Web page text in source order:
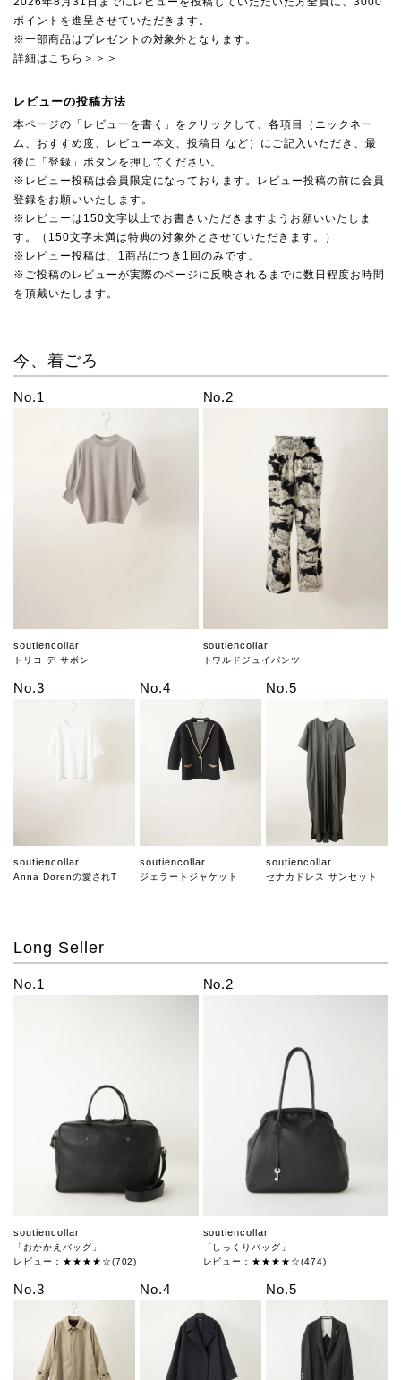
ポイントを進呈させていただきます。
※一部商品はプレゼントの対象外となります。
詳細はこちら＞＞＞
レビューの投稿方法
本ページの「レビューを書く」をクリックして、各項目（ニックネー
ム、おすすめ度、レビュー本文、投稿日 など）にご記入いただき、最
後に「登録」ボタンを押してください。
※レビュー投稿は会員限定になっております。レビュー投稿の前に会員
登録をお願いいたします。
※レビューは150文字以上でお書きいただきますようお願いいたしま
す。（150文字未満は特典の対象外とさせていただきます。）
※レビュー投稿は、1商品につき1回のみです。
※ご投稿のレビューが実際のページに反映されるまでに数日程度お時間
を頂戴いたします。
今、着ごろ
No.1
soutiencollar
トリコ デ サボン
No.2
soutiencollar
トワルドジュイパンツ
No.3
soutiencollar
Anna Dorenの愛されT
No.4
soutiencollar
ジェラートジャケット
No.5
soutiencollar
セナカドレス サンセット
Long Seller
No.1
soutiencollar
「おかかえバッグ」
レビュー：★★★★☆(702)
No.2
soutiencollar
「しっくりバッグ」
レビュー：★★★★☆(474)
No.3 No.4 No.5